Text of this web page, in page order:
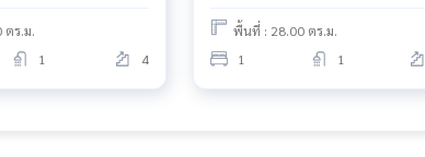
ตร.ม.
1 4
พื้นที่ : 28.00 ตร.ม.
1
1